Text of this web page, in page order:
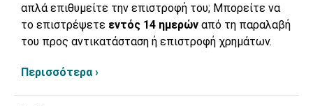
απλά επιθυμείτε την επιστροφή του; Μπορείτε να
το επιστρέψετε εντός 14 ημερών από τη παραλαβή
του προς αντικατάσταση ή επιστροφή χρημάτων.
Περισσότερα ›